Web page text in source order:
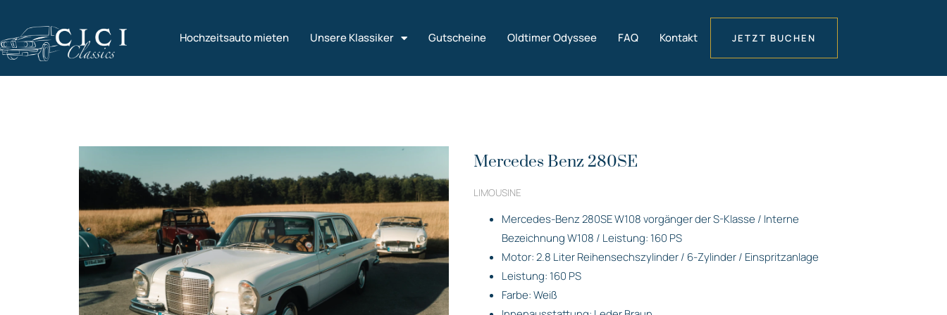
Hochzeitsauto mieten Unsere Klassiker Gutscheine Oldtimer Odyssee FAQ Kontakt JETZT BUCHEN
Mercedes Benz 280SE
LIMOUSINE
Mercedes-Benz 280SE W108 vorgänger der S-Klasse / Interne
Bezeichnung W108 / Leistung: 160 PS
Motor: 2.8 Liter Reihensechszylinder / 6-Zylinder / Einspritzanlage
Leistung: 160 PS
Farbe: Weiß